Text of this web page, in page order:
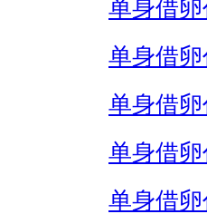
单身借
单身借
单身借
单身借
单身借卵